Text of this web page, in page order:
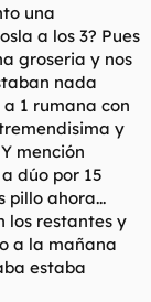
una
a los 3? Pues
groseria y nos
nada
1 rumana con
y
mención
dúo por 15
pillo ahora...
los restantes y
a la mañana
estaba